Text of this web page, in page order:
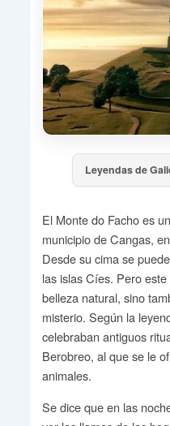
Leyendas de
El Monte do Facho es
municipio de Cangas,
Desde su cima se
las islas Cíes. Pero
belleza natural, sino
misterio. Según la
celebraban antiguos
Berobreo, al que se le
animales.
Se dice que en las